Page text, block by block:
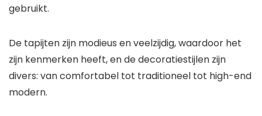
gebruikt.
De tapijten zijn modieus en veelzijdig, waardoor het
zijn kenmerken heeft, en de decoratiestijlen zijn
divers: van comfortabel tot traditioneel tot high-end
modern.